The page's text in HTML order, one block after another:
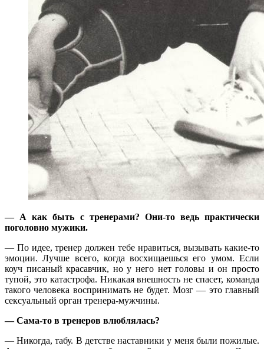
— А как быть с тренерами? Они-то ведь практически
поголовно мужики.
— По идее, тренер должен тебе нравиться, вызывать какие-то
эмоции. Лучше всего, когда восхищаешься его умом. Если
коуч писаный красавчик, но у него нет головы и он просто
тупой, это катастрофа. Никакая внешность не спасет, команда
такого человека воспринимать не будет. Мозг — это главный
сексуальный орган тренера-мужчины.
— Сама-то в тренеров влюблялась?
— Никогда, табу. В детстве наставники у меня были пожилые.